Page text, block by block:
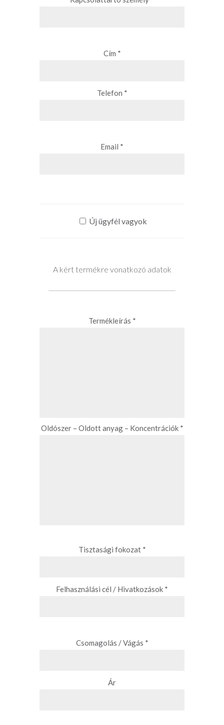
Cím *
Telefon *
Email *
Új ügyfél vagyok
A kért termékre vonatkozó adatok
Termékleírás *
Oldószer – Oldott anyag – Koncentrációk *
Tisztasági fokozat *
Felhasználási cél / Hivatkozások *
Csomagolás / Vágás *
Ár